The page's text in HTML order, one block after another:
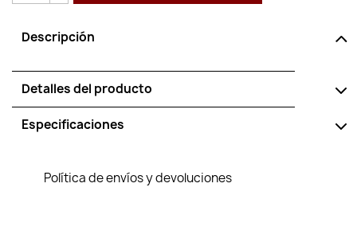
Descripción
Detalles del producto
Especificaciones
Política de envíos y devoluciones